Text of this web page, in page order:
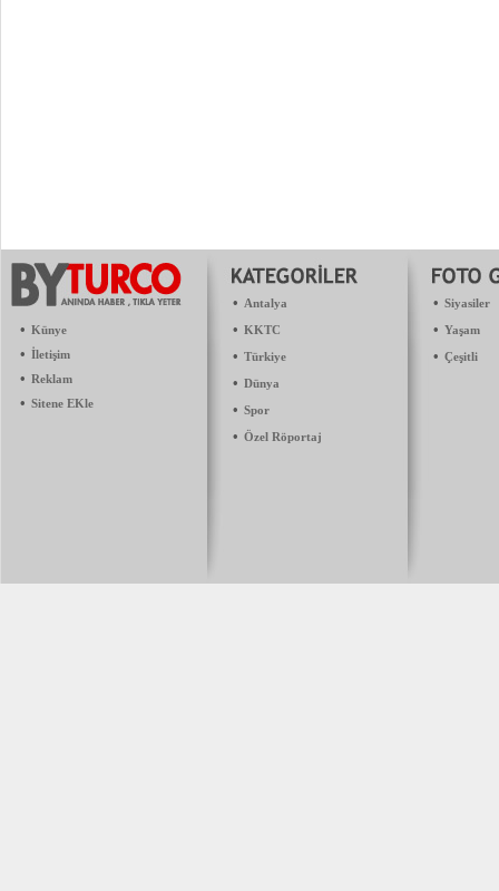
• Künye
• İletişim
• Reklam
• Sitene EKle
• Antalya
• KKTC
• Türkiye
• Dünya
• Spor
• Özel Röportaj
• Siyasiler
• Yaşam
• Çeşitli